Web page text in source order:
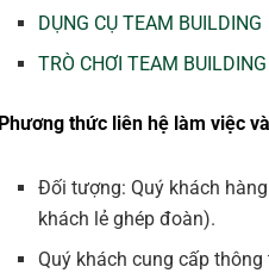
DỤNG CỤ TEAM BUILDING
TRÒ CHƠI TEAM
Phương thức liên hệ làm việc
Đối tượng: Quý khách
khách lẻ ghép đoàn).
Quý khách cung cấp